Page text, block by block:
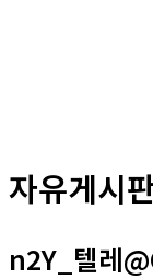
자유게시
n2Y_텔레